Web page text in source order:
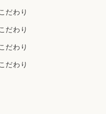
だわり
だわり
だわり
だわり